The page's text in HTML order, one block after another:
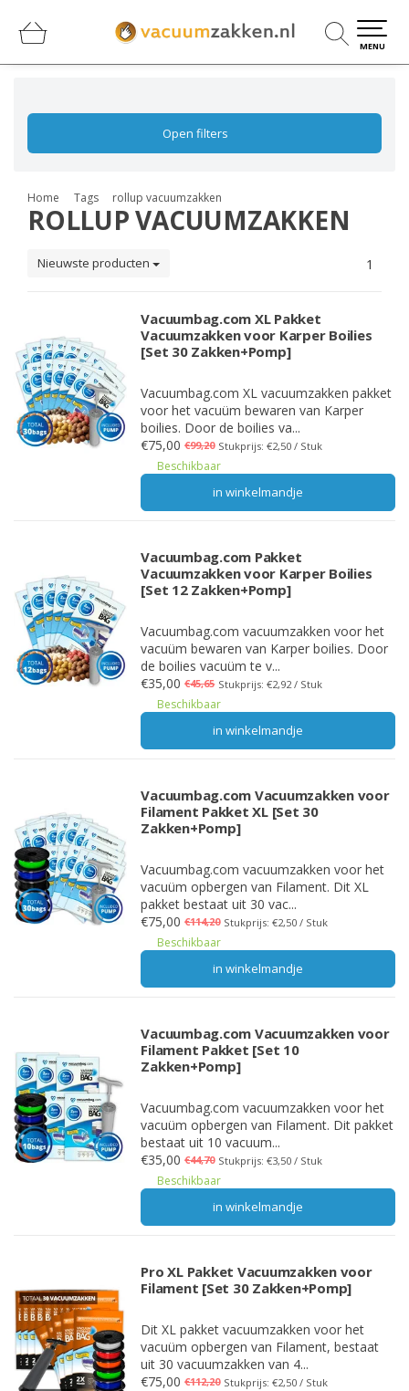
MENU
Open filters
Home Tags rollup vacuumzakken
ROLLUP VACUUMZAKKEN
Nieuwste producten 1
Vacuumbag.com XL Pakket
Vacuumzakken voor Karper Boilies
[Set 30 Zakken+Pomp]
Vacuumbag.com XL vacuumzakken pakket
voor het vacuüm bewaren van Karper
boilies. Door de boilies va...
€75,00 €99,20 Stukprijs: €2,50 / Stuk
Beschikbaar
in winkelmandje
Vacuumbag.com Pakket
Vacuumzakken voor Karper Boilies
[Set 12 Zakken+Pomp]
Vacuumbag.com vacuumzakken voor het
vacuüm bewaren van Karper boilies. Door
de boilies vacuüm te v...
€35,00 €45,65 Stukprijs: €2,92 / Stuk
Beschikbaar
in winkelmandje
Vacuumbag.com Vacuumzakken voor
Filament Pakket XL [Set 30
Zakken+Pomp]
Vacuumbag.com vacuumzakken voor het
vacuüm opbergen van Filament. Dit XL
pakket bestaat uit 30 vac...
€75,00 €114,20 Stukprijs: €2,50 / Stuk
Beschikbaar
in winkelmandje
Vacuumbag.com Vacuumzakken voor
Filament Pakket [Set 10
Zakken+Pomp]
Vacuumbag.com vacuumzakken voor het
vacuüm opbergen van Filament. Dit pakket
bestaat uit 10 vacuum...
€35,00 €44,70 Stukprijs: €3,50 / Stuk
Beschikbaar
in winkelmandje
Pro XL Pakket Vacuumzakken voor
Filament [Set 30 Zakken+Pomp]
Dit XL pakket vacuumzakken voor het
vacuüm opbergen van Filament, bestaat
uit 30 vacuumzakken van 4...
€75,00 €112,20 Stukprijs: €2,50 / Stuk